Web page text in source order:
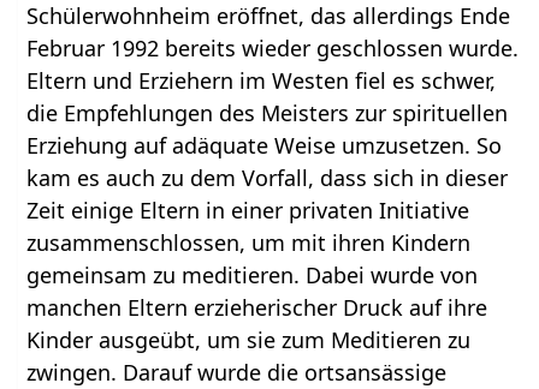
Schülerwohnheim eröffnet, das allerdings Ende
Februar 1992 bereits wieder geschlossen wurde.
Eltern und Erziehern im Westen fiel es schwer,
die Empfehlungen des Meisters zur spirituellen
Erziehung auf adäquate Weise umzusetzen. So
kam es auch zu dem Vorfall, dass sich in dieser
Zeit einige Eltern in einer privaten Initiative
zusammenschlossen, um mit ihren Kindern
gemeinsam zu meditieren. Dabei wurde von
manchen Eltern erzieherischer Druck auf ihre
Kinder ausgeübt, um sie zum Meditieren zu
zwingen. Darauf wurde die ortsansässige